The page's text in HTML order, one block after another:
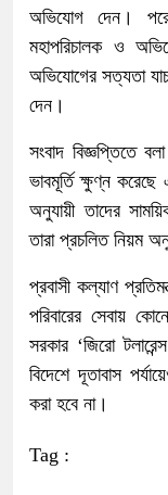
অভিযোগ দেন। পরে
মহাপরিচালক ও
অভিযোগের সত্যতা
দেন।
সংবাদ বিজ্ঞপ্তিতে
ভাবমূর্তি ক্ষুণ্ন করেছে
অনুযায়ী তাদের
তারা প্রচলিত নিয়ম
প্রবাসী কল্যাণ
পরিবারের সেবায়
সরকার ‘জিরো
বিদেশে দূতাবাস
করা হবে না।
Tag :